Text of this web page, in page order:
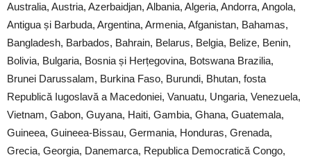
Australia, Austria, Azerbaidjan, Albania, Algeria, Andorra, Angola,
Antigua și Barbuda, Argentina, Armenia, Afganistan, Bahamas,
Bangladesh, Barbados, Bahrain, Belarus, Belgia, Belize, Benin,
Bolivia, Bulgaria, Bosnia și Herțegovina, Botswana Brazilia,
Brunei Darussalam, Burkina Faso, Burundi, Bhutan, fosta
Republică Iugoslavă a Macedoniei, Vanuatu, Ungaria, Venezuela,
Vietnam, Gabon, Guyana, Haiti, Gambia, Ghana, Guatemala,
Guineea, Guineea-Bissau, Germania, Honduras, Grenada,
Grecia, Georgia, Danemarca, Republica Democratică Congo,